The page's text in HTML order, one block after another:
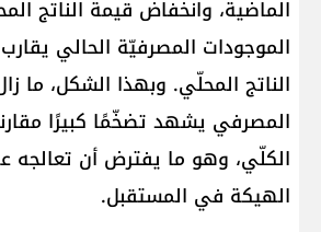
الماضية، وانخفاض قيمة الناتج
الناتج المحلّي. وبهذا الشكل، ما
المصرفي يشهد تضخّمًا كبيرًا
الكلّي، وهو ما يفترض أن تعالجه
الهيكة في المستقبل.